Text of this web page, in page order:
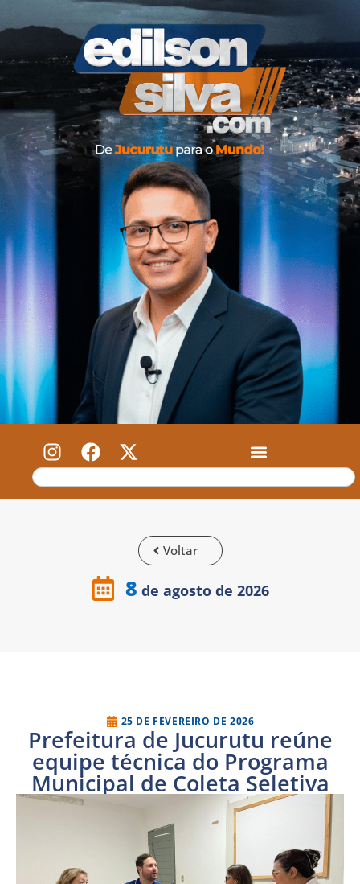
Voltar
8 de agosto de 2026
25 DE FEVEREIRO DE 2026
Prefeitura de Jucurutu reúne
equipe técnica do Programa
Municipal de Coleta Seletiva